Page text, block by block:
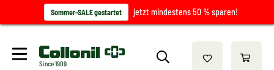
Sommer-SALE gestartet jetzt mindestens 50 % sparen!
Since 1909